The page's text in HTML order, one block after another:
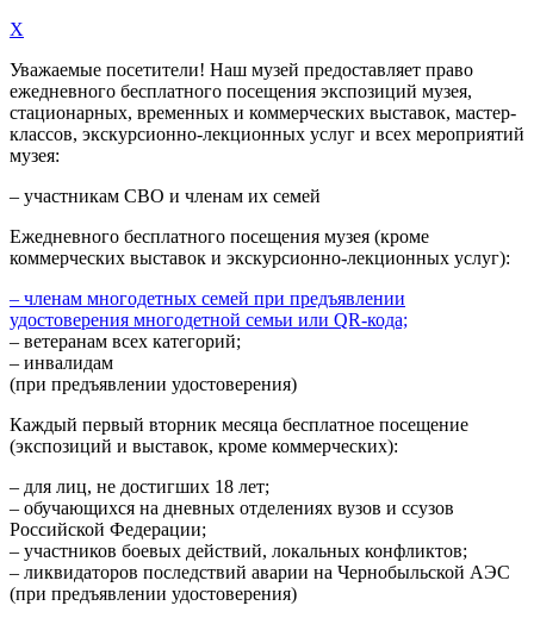
X
Уважаемые посетители! Наш музей предоставляет право
ежедневного бесплатного посещения экспозиций музея,
стационарных, временных и коммерческих выставок, мастер-
классов, экскурсионно-лекционных услуг и всех мероприятий
музея:
– участникам СВО и членам их семей
Ежедневного бесплатного посещения музея (кроме
коммерческих выставок и экскурсионно-лекционных услуг):
– членам многодетных семей при предъявлении
удостоверения многодетной семьи или QR-кода;
– ветеранам всех категорий;
– инвалидам
(при предъявлении удостоверения)
Каждый первый вторник месяца бесплатное посещение
(экспозиций и выставок, кроме коммерческих):
– для лиц, не достигших 18 лет;
– обучающихся на дневных отделениях вузов и ссузов
Российской Федерации;
– участников боевых действий, локальных конфликтов;
– ликвидаторов последствий аварии на Чернобыльской АЭС
(при предъявлении удостоверения)